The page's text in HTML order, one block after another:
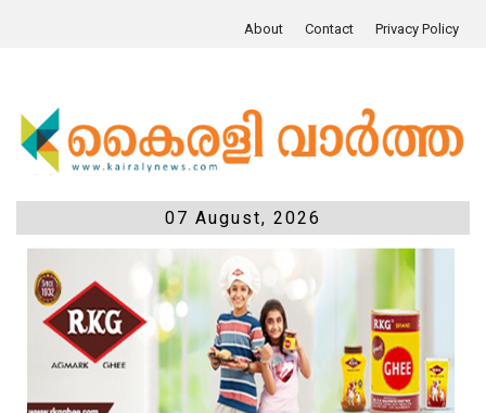
About Contact Privacy Policy
07 August, 2026